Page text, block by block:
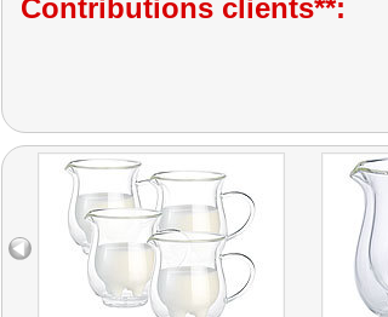
Contributions clients**: